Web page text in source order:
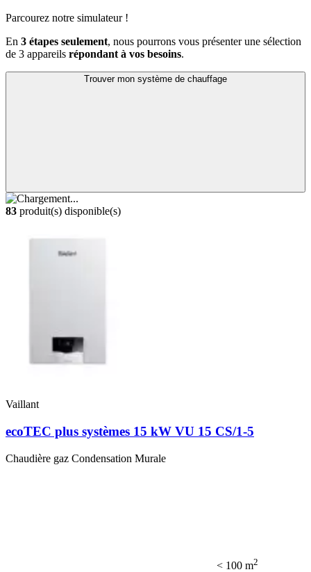
Parcourez notre simulateur !
En 3 étapes seulement, nous pourrons vous présenter une sélection
de 3 appareils répondant à vos besoins.
Trouver mon système de chauffage
83 produit(s) disponible(s)
Vaillant
ecoTEC plus systèmes 15 kW VU 15 CS/1-5
Chaudière gaz Condensation Murale
< 100 m2